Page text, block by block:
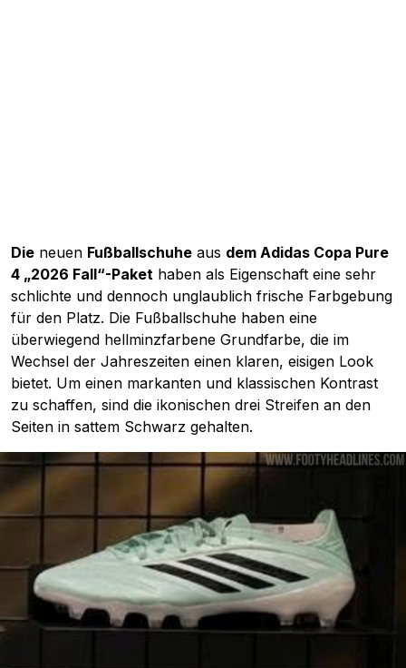
Die neuen Fußballschuhe aus dem Adidas Copa Pure
4 „2026 Fall“-Paket haben als Eigenschaft eine sehr
schlichte und dennoch unglaublich frische Farbgebung
für den Platz. Die Fußballschuhe haben eine
überwiegend hellminzfarbene Grundfarbe, die im
Wechsel der Jahreszeiten einen klaren, eisigen Look
bietet. Um einen markanten und klassischen Kontrast
zu schaffen, sind die ikonischen drei Streifen an den
Seiten in sattem Schwarz gehalten.